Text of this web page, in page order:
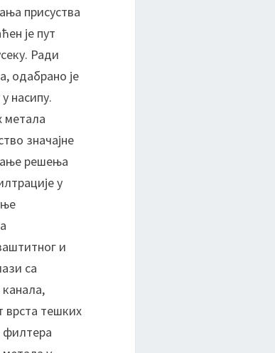
присуства
је пут
Ради
одабрано је
насипу.
метала
значајне
решења
у
и
са
врста тешких
филтера